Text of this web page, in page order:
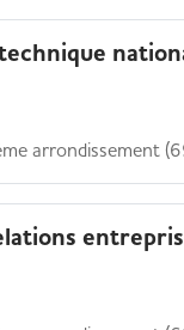
arrondissement